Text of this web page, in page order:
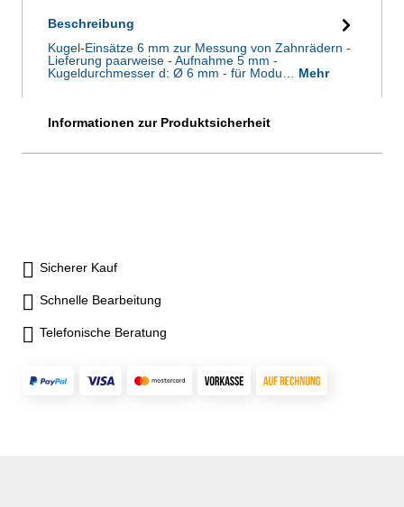
Beschreibung
Kugel-Einsätze 6 mm zur Messung von Zahnrädern -
Lieferung paarweise - Aufnahme 5 mm -
Kugeldurchmesser d: Ø 6 mm - für Modu… Mehr
Informationen zur Produktsicherheit
Sicherer Kauf
Schnelle Bearbeitung
Telefonische Beratung